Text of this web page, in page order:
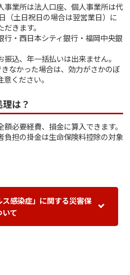
事業所は法人口座、個人事業所は代
（土日祝日の場合は翌営業日）に
きます。
・西日本シティ銀行・福岡中央銀
込、年一括払いは出来ません。
なかった場合は、効力がさかのぼ
ください。
は？
必要経費、損金に算入できます。
負担の掛金は生命保険料控除の対象
ス感染症」に関する災害保
いて